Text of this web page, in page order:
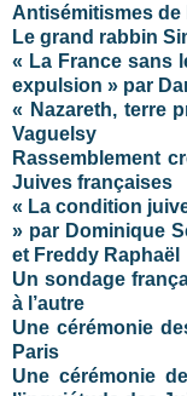
Antisémitismes de
Le grand rabbin
« La France sans
expulsion » par
« Nazareth, terre
Vaguelsy
Rassemblement
Juives françaises
« La condition
» par Dominique
et Freddy Raphaël
Un sondage
à l’autre
Une cérémonie
Paris
Une cérémonie